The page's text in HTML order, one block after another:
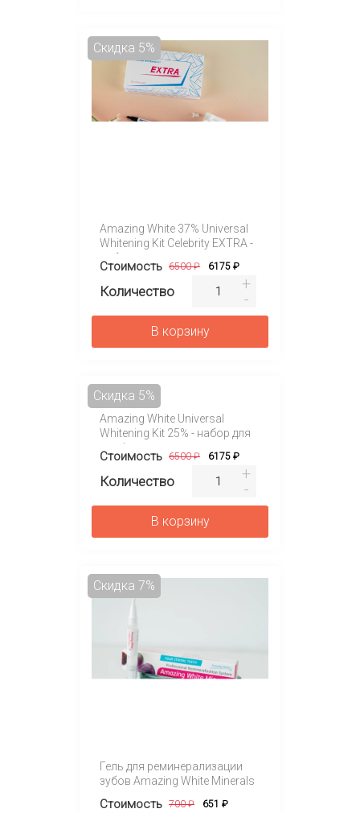
Amazing White 37% Universal
Whitening Kit Celebrity EXTRA -
набор для клинического
отбеливания на 4 персоны
Стоимость
Скидка 5%
6500 ₽ 6175 ₽
Количество
В корзину
Amazing White Universal
Whitening Kit 25% - набор для
профессионального
отбеливания на 4 персоны
Стоимость
Скидка 5%
6500 ₽ 6175 ₽
Количество
В корзину
Гель для реминерализации
зубов Amazing White Minerals
Стоимость
Скидка 7%
700 ₽ 651 ₽